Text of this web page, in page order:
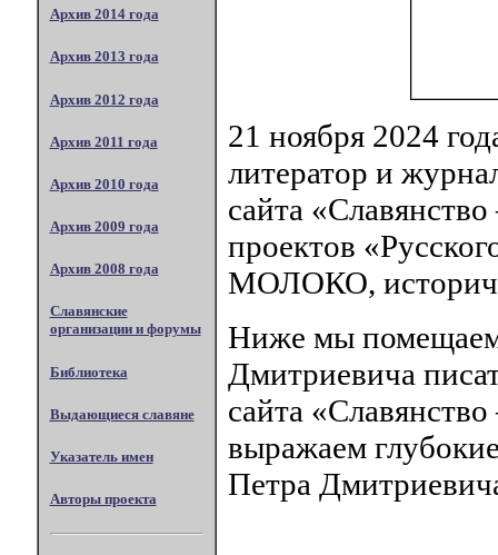
Архив 2014 года
Архив 2013 года
Архив 2012 года
Архив 2011 года
Архив 2010 года
Архив 2009 года
Архив 2008 года
Славянские
организации и форумы
Библиотека
Выдающиеся славяне
Указатель имен
Авторы проекта
21 ноября 2024
литератор и
сайта
проектов
МОЛОКО,
Ниже мы помещаем
Дмитриевича
сайта
выражаем
Петра